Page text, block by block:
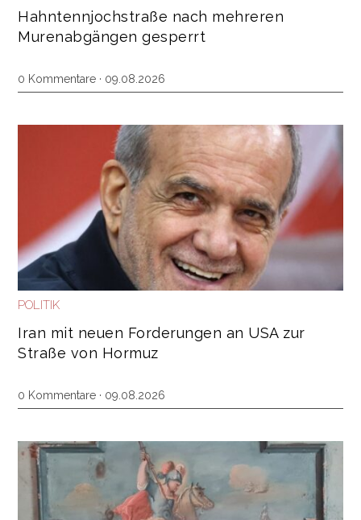
Hahntennjochstraße nach mehreren
Murenabgängen gesperrt
0 Kommentare · 09.08.2026
POLITIK
Iran mit neuen Forderungen an USA zur
Straße von Hormuz
0 Kommentare · 09.08.2026